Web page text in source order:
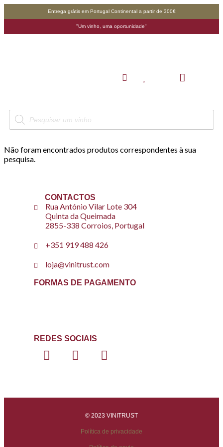
Entrega grátis em Portugal Continental a partir de 300€
"Um vinho, uma oportunidade"
Não foram encontrados produtos correspondentes à sua
pesquisa.
CONTACTOS
Rua António Vilar Lote 304
Quinta da Queimada
2855-338 Corroios, Portugal
+351 919 488 426
loja@vinitrust.com
FORMAS DE PAGAMENTO
REDES SOCIAIS
© 2023 VINITRUST
Política de privacidade